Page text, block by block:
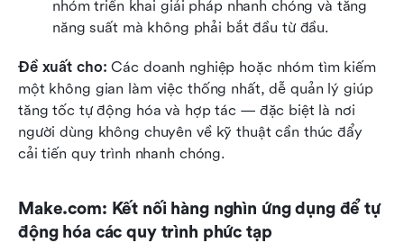
nhóm triển khai giải pháp nhanh chóng và tăng
năng suất mà không phải bắt đầu từ đầu.
Đề xuất cho: Các doanh nghiệp hoặc nhóm tìm kiếm
một không gian làm việc thống nhất, dễ quản lý giúp
tăng tốc tự động hóa và hợp tác — đặc biệt là nơi
người dùng không chuyên về kỹ thuật cần thúc đẩy
cải tiến quy trình nhanh chóng.
Make.com: Kết nối hàng nghìn ứng dụng để tự
động hóa các quy trình phức tạp